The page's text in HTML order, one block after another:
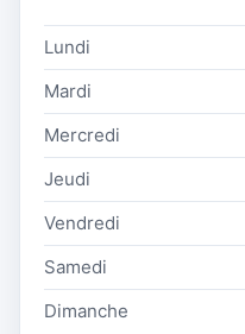
Lundi
Mardi
Mercredi
Jeudi
Vendredi
Samedi
Dimanche